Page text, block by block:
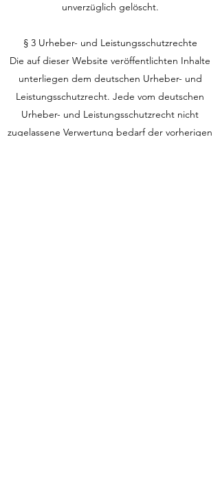
unverzüglich gelöscht.
§ 3 Urheber- und Leistungsschutzrechte
Die auf dieser Website veröffentlichten Inhalte
unterliegen dem deutschen Urheber- und
Leistungsschutzrecht. Jede vom deutschen
Urheber- und Leistungsschutzrecht nicht
zugelassene Verwertung bedarf der vorherigen